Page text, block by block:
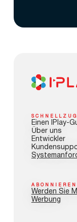
Einen IPlay-
Über uns
Entwickler
Werden Sie
Werbung